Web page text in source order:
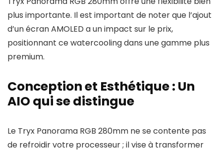
plus importante. Il est important de noter que l’ajout
d’un écran AMOLED a un impact sur le prix,
positionnant ce watercooling dans une gamme plus
premium.
Conception et Esthétique : Un
AIO qui se distingue
Le Tryx Panorama RGB 280mm ne se contente pas
de refroidir votre processeur ; il vise à transformer